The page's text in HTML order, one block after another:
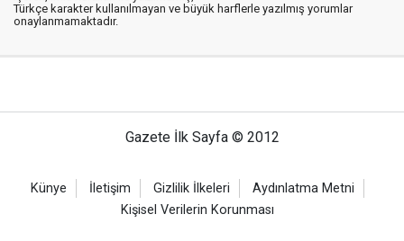
Türkçe karakter kullanılmayan ve büyük harflerle yazılmış yorumlar
onaylanmamaktadır.
Gazete İlk Sayfa © 2012
Künye İletişim Gizlilik İlkeleri
Aydınlatma Metni
Kişisel Verilerin Korunması